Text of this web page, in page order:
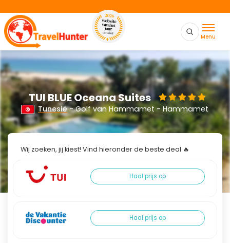
Menu
TUI BLUE Oceana Suites
Tunesië- Golf van Hammamet - Hammamet
Wij zoeken, jij kiest! Vind hieronder de beste deal 🔥
Haal prijs op
Haal prijs op